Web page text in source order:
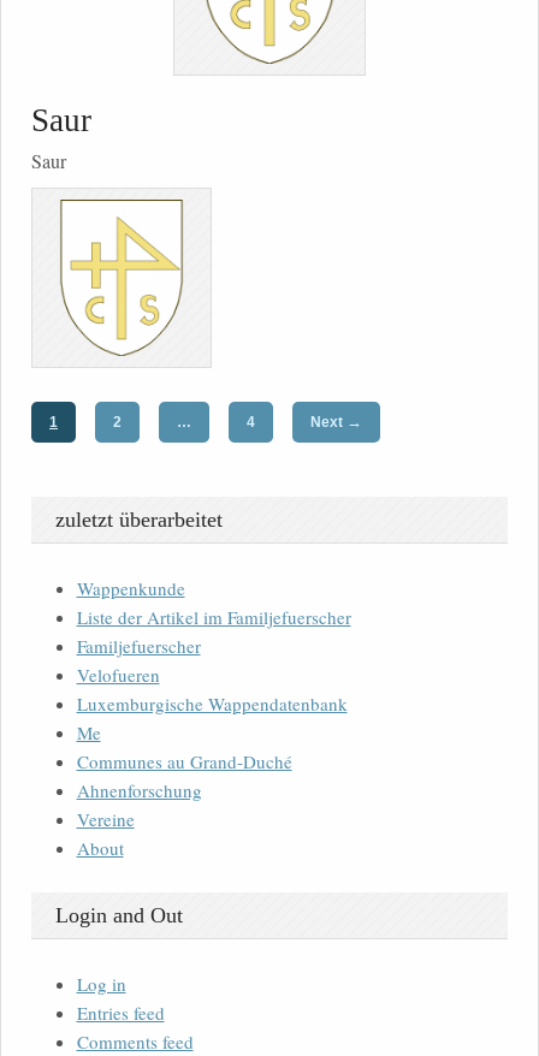
Saur
Saur
1 2 … 4 Next →
zuletzt überarbeitet
Wappenkunde
Liste der Artikel im Familjefuerscher
Familjefuerscher
Velofueren
Luxemburgische Wappendatenbank
Me
Communes au Grand-Duché
Ahnenforschung
Vereine
About
Login and Out
Log in
Entries feed
Comments feed